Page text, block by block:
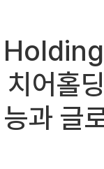
치어홀
능과 글